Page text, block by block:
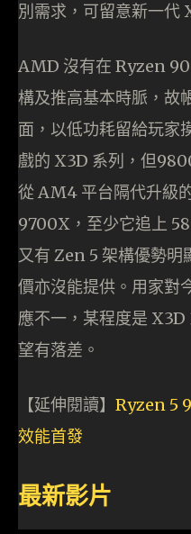
別需求，可留意新一代
AMD 沒有在 Ryzen
構及推高基本時脈，故
面，以低功耗留給玩家
戲的 X3D 系列，但
從 AM4 平台隔代升級
9700X，至少它追上
又有 Zen 5 架構優勢
價亦沒能提供。用家對
應不一，某程度是
望有落差。
【延伸閱讀】 Ryzen 5
效能首發
最新影片